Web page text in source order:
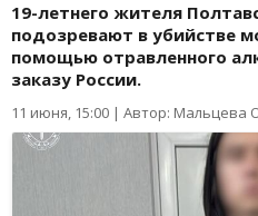
19-летнего жителя
подозревают в убийстве
помощью отравленного
заказу России.
11 июня, 15:00 | Автор: Мальцева